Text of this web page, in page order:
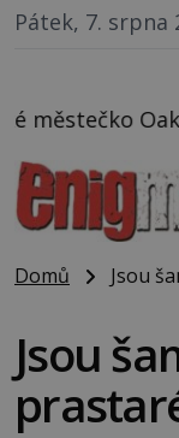
Pátek, 7. srpna
z nebe snáší
Domů Jsou
Jsou